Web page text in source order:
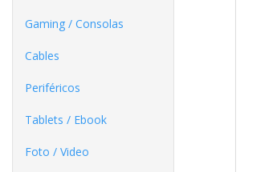
Gaming / Consolas
Cables
Periféricos
Tablets / Ebook
Foto / Video